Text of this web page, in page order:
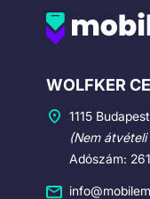
Cégadatok
WOLFKER
1115
(Nem
Adószám: